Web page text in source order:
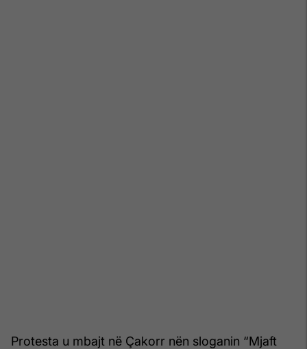
Protesta u mbajt në Çakorr nën sloganin “Mjaft